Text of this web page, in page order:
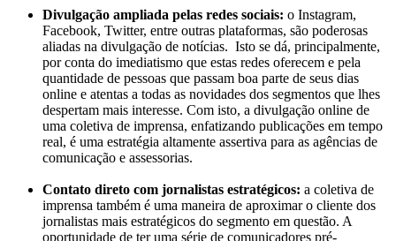
Divulgação ampliada pelas redes sociais: o Instagram,
Facebook, Twitter, entre outras plataformas, são poderosas
aliadas na divulgação de notícias. Isto se dá, principalmente,
por conta do imediatismo que estas redes oferecem e pela
quantidade de pessoas que passam boa parte de seus dias
online e atentas a todas as novidades dos segmentos que lhes
despertam mais interesse. Com isto, a divulgação online de
uma coletiva de imprensa, enfatizando publicações em tempo
real, é uma estratégia altamente assertiva para as agências de
comunicação e assessorias.
Contato direto com jornalistas estratégicos: a coletiva de
imprensa também é uma maneira de aproximar o cliente dos
jornalistas mais estratégicos do segmento em questão. A
oportunidade de ter uma série de comunicadores pré-